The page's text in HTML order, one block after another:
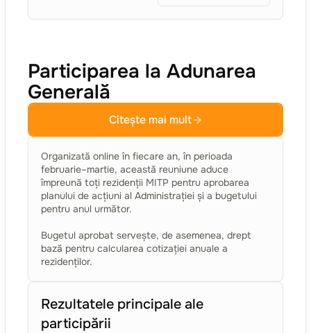
Participarea la Adunarea
Generală
Citește mai mult
Organizată online în fiecare an, în perioada
februarie–martie, această reuniune aduce
împreună toți rezidenții MITP pentru aprobarea
planului de acțiuni al Administrației și a bugetului
pentru anul următor.
Bugetul aprobat servește, de asemenea, drept
bază pentru calcularea cotizației anuale a
rezidenților.
Rezultatele principale ale
participării